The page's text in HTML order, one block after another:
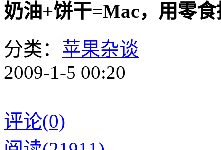
奶油+饼干=Mac，用零
分类： 苹果杂谈
2009-1-5 00:20
评论(0)